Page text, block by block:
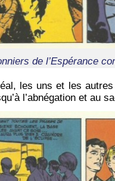
de l’Espérance
les uns et les
l’abnégation et au